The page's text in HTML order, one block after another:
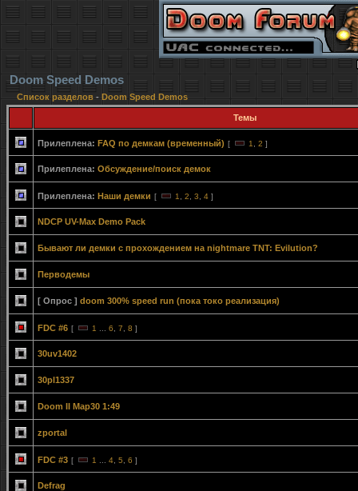
Doom Speed Demos
Список разделов - Doom Speed Demos
Темы
Прилеплена: FAQ по демкам (временный) [ 1 2 ]
Прилеплена: Обсуждение/поиск демок
Прилеплена: Наши демки [ 1 2 3 4 ]
NDCP UV-Max Demo Pack
Бывают ли демки с прохождением на nightmare TNT: Evilution?
Перводемы
[ Опрос ] doom 300% speed run (пока токо реализация)
FDC #6 [ 1 6 7 8 ]
30uv1402
30pl1337
Doom II Map30 1:49
zportal
FDC #3 [ 1 4 5 6 ]
Defrag